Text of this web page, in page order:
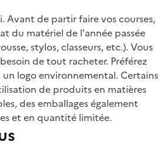
Avant de partir faire vos courses,
du matériel de l'année passée
stylos, classeurs, etc.). Vous
de tout racheter. Préférez
logo environnemental. Certains
de produits en matières
des emballages également
et en quantité limitée.